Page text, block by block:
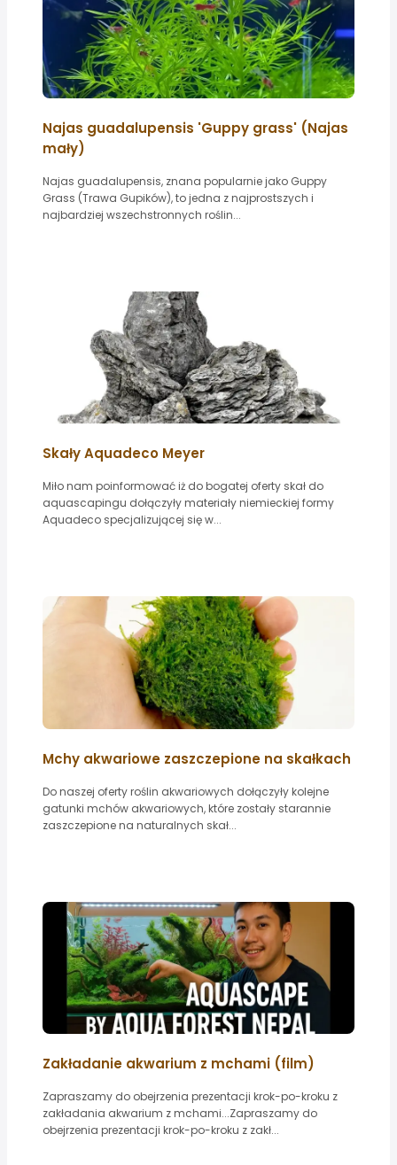
Najas guadalupensis 'Guppy grass' (Najas
mały)
Najas guadalupensis, znana popularnie jako Guppy
Grass (Trawa Gupików), to jedna z najprostszych i
najbardziej wszechstronnych roślin...
Skały Aquadeco Meyer
Miło nam poinformować iż do bogatej oferty skał do
aquascapingu dołączyły materiały niemieckiej formy
Aquadeco specjalizującej się w...
Mchy akwariowe zaszczepione na skałkach
Do naszej oferty roślin akwariowych dołączyły kolejne
gatunki mchów akwariowych, które zostały starannie
zaszczepione na naturalnych skał...
Zakładanie akwarium z mchami (film)
Zapraszamy do obejrzenia prezentacji krok-po-kroku z
zakładania akwarium z mchami...Zapraszamy do
obejrzenia prezentacji krok-po-kroku z zakł...